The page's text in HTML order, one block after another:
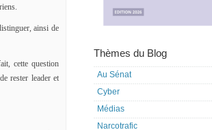
ainsi de
cette question
rester leader et
Thèmes du Blog
Au Sénat
Cyber
Médias
Narcotrafic